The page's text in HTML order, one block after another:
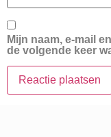
Mijn naam, e-mail
de volgende keer